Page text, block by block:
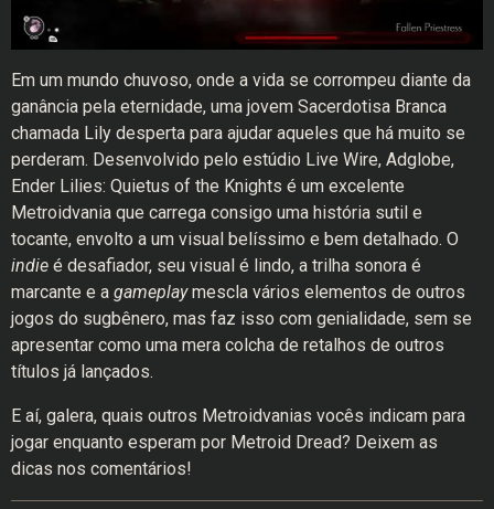
Em um mundo chuvoso, onde a vida se corrompeu diante da
ganância pela eternidade, uma jovem Sacerdotisa Branca
chamada Lily desperta para ajudar aqueles que há muito se
perderam. Desenvolvido pelo estúdio Live Wire, Adglobe,
Ender Lilies: Quietus of the Knights é um excelente
Metroidvania que carrega consigo uma história sutil e
tocante, envolto a um visual belíssimo e bem detalhado. O
indie é desafiador, seu visual é lindo, a trilha sonora é
marcante e a gameplaymescla vários elementos de outros
jogos do sugbênero, mas faz isso com genialidade, sem se
apresentar como uma mera colcha de retalhos de outros
títulos já lançados.
E aí, galera, quais outros Metroidvanias vocês indicam para
jogar enquanto esperam por Metroid Dread? Deixem as
dicas nos comentários!